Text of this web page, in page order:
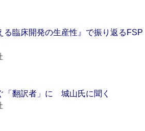
る臨床開発の生産性』で振り返るFSP
「翻訳者」に 城山氏に聞く